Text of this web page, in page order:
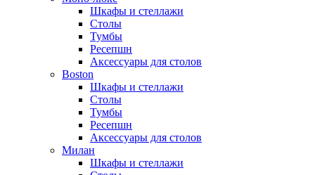
Шкафы и стеллажи
Столы
Тумбы
Ресепшн
Аксессуары для столов
Boston
Шкафы и стеллажи
Столы
Тумбы
Ресепшн
Аксессуары для столов
Милан
Шкафы и стеллажи